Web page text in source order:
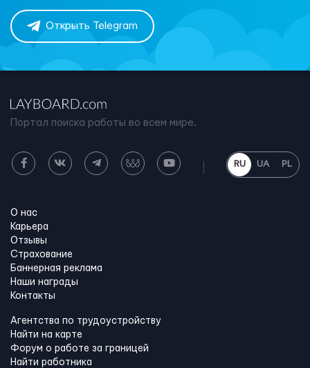
Открыть Telegram
Портал поиска работы во всем мире.
RU UA PL
О нас
Карьера
Отзывы
Страхование
Баннерная реклама
Наши награды
Контакты
Агентства по трудоустройству
Найти на карте
Форум о работе за границей
Найти работника